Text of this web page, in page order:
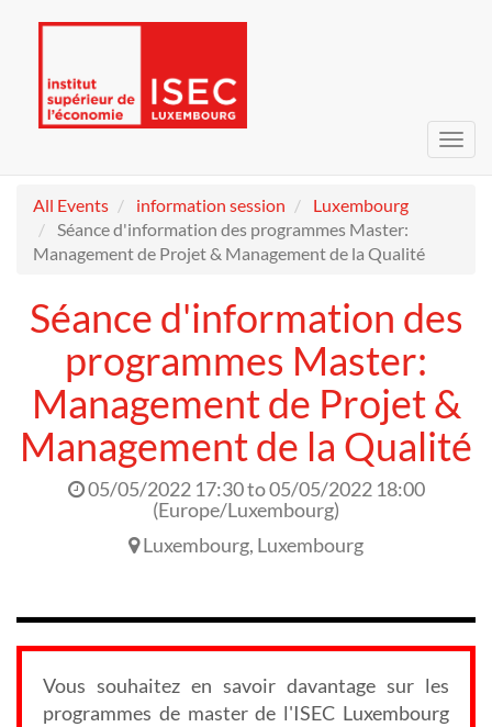
All Events
information session
Luxembourg
Séance d'information des programmes Master:
Management de Projet & Management de la Qualité
Séance d'information des
programmes Master:
Management de Projet &
Management de la Qualité
05/05/2022 17:30to05/05/2022 18:00
(Europe/Luxembourg)
Luxembourg, Luxembourg
Vous souhaitez en savoir davantage sur les
programmes de master de l'ISEC Luxembourg